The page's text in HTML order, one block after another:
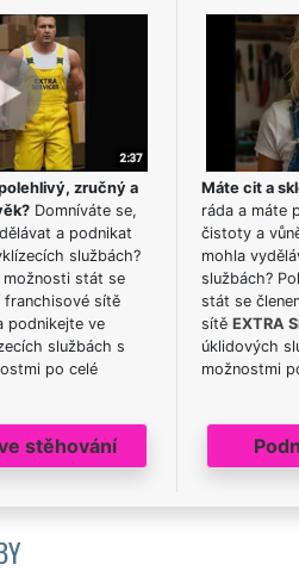
zručný a
Domníváte se,
a podnikat
službách?
možnosti stát se
franchisové sítě
podnikejte ve
službách s
po celé
stěhování
Máte cit a
ráda a máte
čistoty a
mohla
službách?
stát se
sítě EXTRA
úklidových
možnostmi